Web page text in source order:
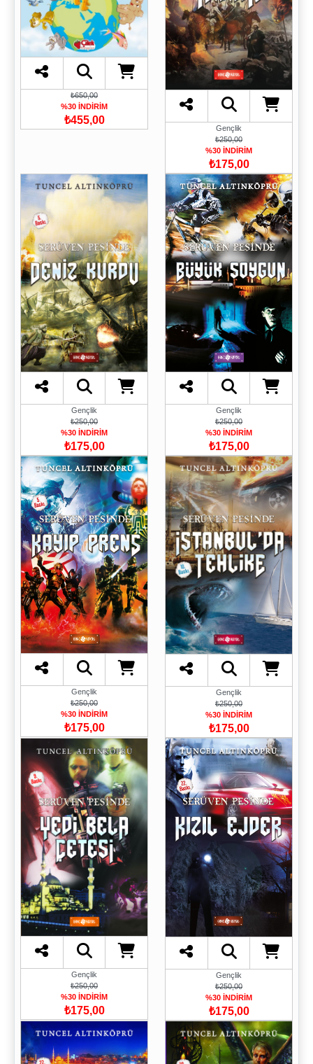
₺650,00
%30 İNDİRİM
₺455,00
Gençlik
₺250,00
%30 İNDİRİM
₺175,00
Gençlik
₺250,00
%30 İNDİRİM
₺175,00
Gençlik
₺250,00
%30 İNDİRİM
₺175,00
Gençlik
₺250,00
%30 İNDİRİM
₺175,00
Gençlik
₺250,00
%30 İNDİRİM
₺175,00
Gençlik
₺250,00
%30 İNDİRİM
₺175,00
Gençlik
₺250,00
%30 İNDİRİM
₺175,00